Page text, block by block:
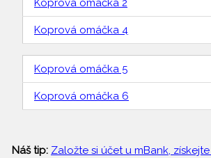
Koprová omáčka 2
Koprová omáčka 4
Koprová omáčka 5
Koprová omáčka 6
Náš tip: Založte si účet u mBank,